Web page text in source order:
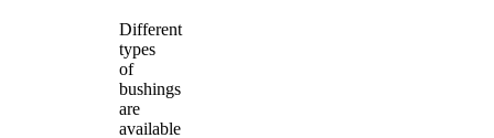
Different
types
of
bushings
are
available